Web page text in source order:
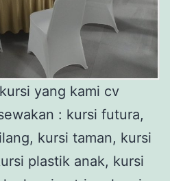
yang kami cv
: kursi futura,
kursi taman, kursi
plastik anak, kursi